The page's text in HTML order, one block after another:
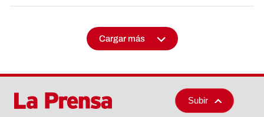
Cargar más
Subir